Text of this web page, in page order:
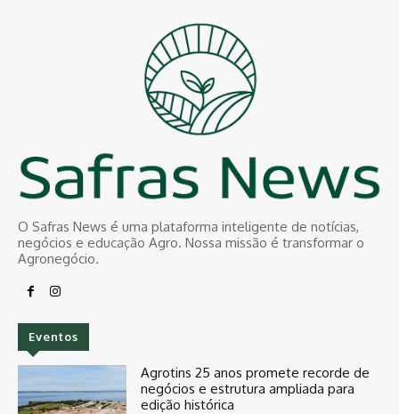
O Safras News é uma plataforma inteligente de notícias,
negócios e educação Agro. Nossa missão é transformar o
Agronegócio.
Eventos
Agrotins 25 anos promete recorde de
negócios e estrutura ampliada para
edição histórica